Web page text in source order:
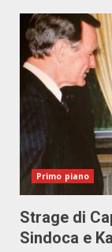
Primo piano
Strage di
Sindoca e